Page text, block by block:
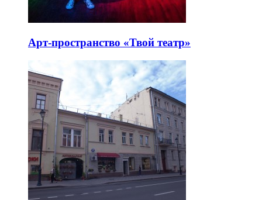
Арт-пространство «Твой театр»